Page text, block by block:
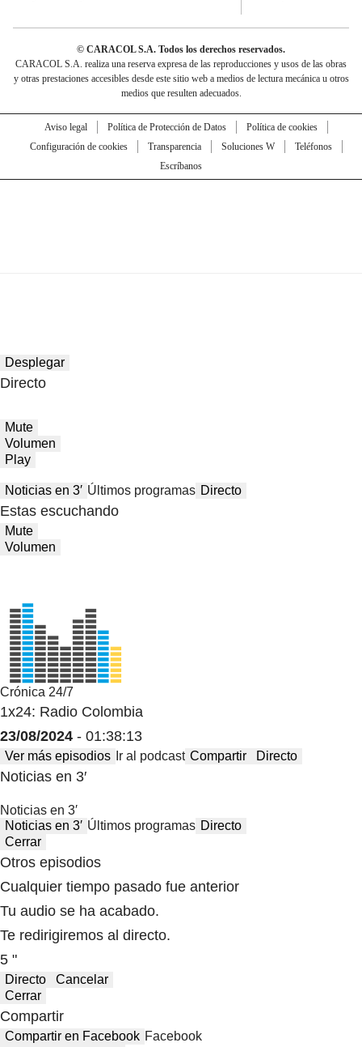
© CARACOL S.A. Todos los derechos reservados.
CARACOL S.A. realiza una reserva expresa de las reproducciones y usos de las obras
y otras prestaciones accesibles desde este sitio web a medios de lectura mecánica u otros
medios que resulten adecuados.
Aviso legal Política de Protección de Datos
Política de cookies
Configuración de cookies
Transparencia Soluciones W
Teléfonos
Escríbanos
Desplegar
Directo
Mute
Volumen
Play
Noticias en 3′ Últimos programas Directo
Estas escuchando
Mute
Volumen
Crónica 24/7
1x24: Radio Colombia
23/08/2024 - 01:38:13
Ver más episodios Ir al podcast Compartir Directo
Noticias en 3′
Noticias en 3′
Noticias en 3′ Últimos programas Directo
Cerrar
Otros episodios
Cualquier tiempo pasado fue anterior
Tu audio se ha acabado.
Te redirigiremos al directo.
5 "
Directo
Cancelar
Cerrar
Compartir
Compartir en Facebook Facebook